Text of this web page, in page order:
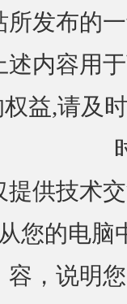
发布的
内容用
益,请及
供技术
您的电
容，说明